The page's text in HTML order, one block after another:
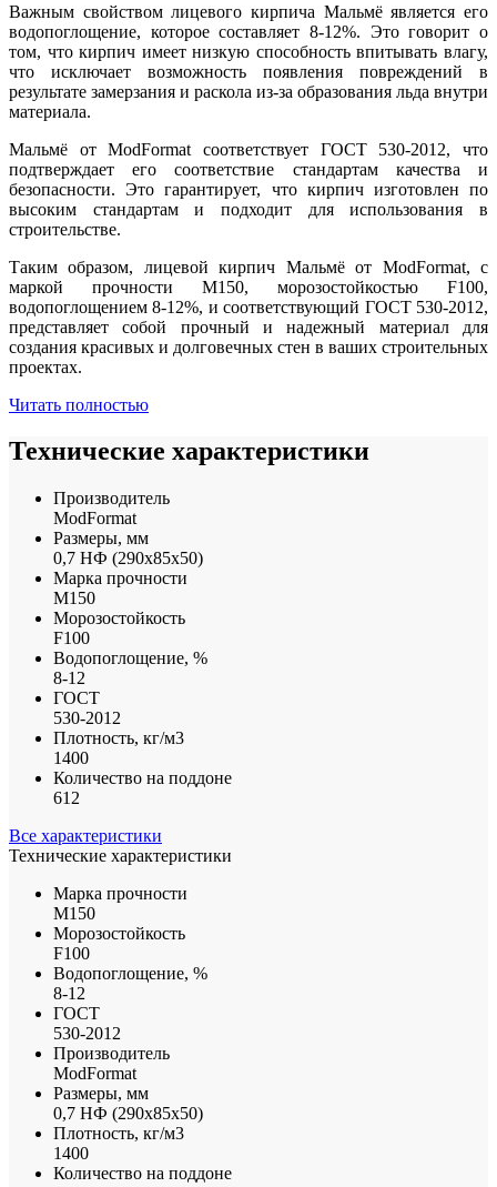
Важным свойством лицевого кирпича Мальмё является его
водопоглощение, которое составляет 8-12%. Это говорит о
том, что кирпич имеет низкую способность впитывать влагу,
что исключает возможность появления повреждений в
результате замерзания и раскола из-за образования льда внутри
материала.
Мальмё от ModFormat соответствует ГОСТ 530-2012, что
подтверждает его соответствие стандартам качества и
безопасности. Это гарантирует, что кирпич изготовлен по
высоким стандартам и подходит для использования в
строительстве.
Таким образом, лицевой кирпич Мальмё от ModFormat, с
маркой прочности М150, морозостойкостью F100,
водопоглощением 8-12%, и соответствующий ГОСТ 530-2012,
представляет собой прочный и надежный материал для
создания красивых и долговечных стен в ваших строительных
проектах.
Читать полностью
Технические характеристики
Производитель
ModFormat
Размеры, мм
0,7 НФ (290х85х50)
Марка прочности
М150
Морозостойкость
F100
Водопоглощение, %
8-12
ГОСТ
530-2012
Плотность, кг/м3
1400
Количество на поддоне
612
Все характеристики
Технические характеристики
Марка прочности
М150
Морозостойкость
F100
Водопоглощение, %
8-12
ГОСТ
530-2012
Производитель
ModFormat
Размеры, мм
0,7 НФ (290х85х50)
Плотность, кг/м3
1400
Количество на поддоне